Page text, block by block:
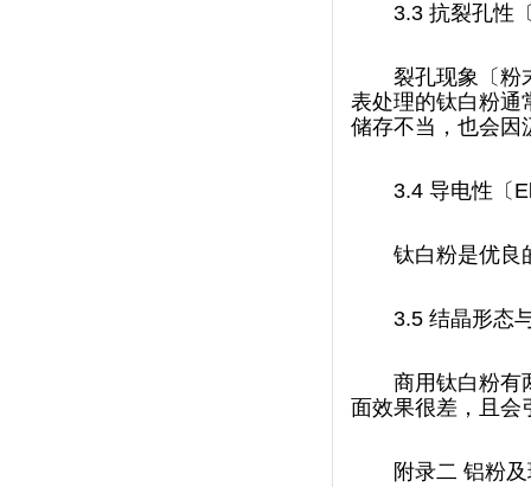
3.3 抗裂孔性
裂孔现象〔粉
表处理的钛白粉通
储存不当，也会
3.4 导电性〔
钛白粉是优良的
3.5 结晶形态
商用钛白粉有
面效果很差，
附录二 铝粉